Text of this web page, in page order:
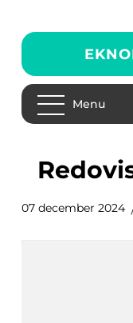
Menu
07 december 2024